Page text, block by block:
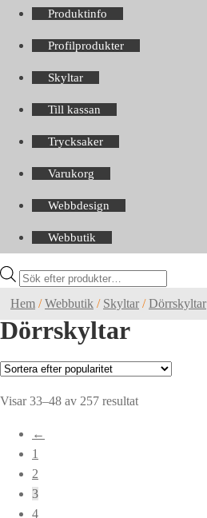
Produktinfo
Profilprodukter
Skyltar
Till kassan
Trycksaker
Varukorg
Webbdesign
Webbutik
Products
Hem /Webbutik / Skyltar /Dörrskyltar
Dörrskyltar
Visar 33–48 av 257 resultatSortera
←
1
2
3
4